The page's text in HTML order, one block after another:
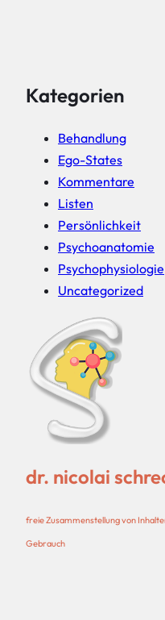
Kategorien
Behandlung
Ego-States
Kommentare
Listen
Persönlichkeit
Psychoanatomie
Psychophysiologie
Uncategorized
dr. nicolai
freie Zusammenstellung von
Gebrauch